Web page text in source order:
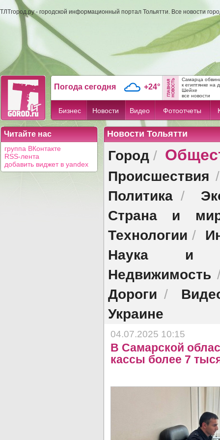
ТЛТгород.ру - городской информационный портал Тольятти. Все новости
Погода сегодня +24°
Самарца
к египтянке на
Шейхе
все новости
Бизнес Новости Видео Фотоотчеты
Читайте нас
группа ВКонтакте
RSS-лента
добавить виджет в yandex
Новости Тольятти
Город /
Происшествия
Политика /
Страна и
Технологии /
Наука и
Недвижимость
Дороги /
Украине
04.07.2025 10:15
В Самарской
кассы более 7